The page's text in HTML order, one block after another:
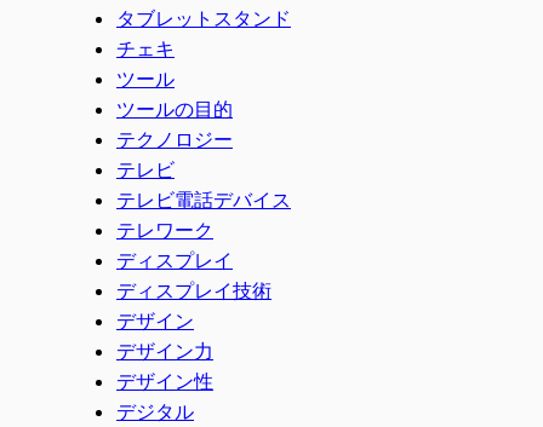
タブレットスタンド
チェキ
ツール
ツールの目的
テクノロジー
テレビ
テレビ電話デバイス
テレワーク
ディスプレイ
ディスプレイ技術
デザイン
デザイン力
デザイン性
デジタル